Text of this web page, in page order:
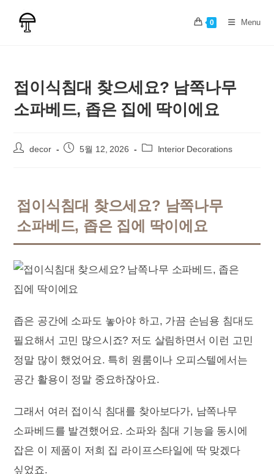
0 Menu
접이식침대 찾으세요? 남쪽나무
소파베드, 좁은 집에 딱이에요
Postdecor
Post 5월 12, 2026
Post Interior Decorations
접이식침대 찾으세요? 남쪽나무
소파베드, 좁은 집에 딱이에요
좁은 공간에 소파도 놓아야 하고, 가끔 손님용 침대도
필요해서 고민 많으시죠? 저도 살림하면서 이런 고민
정말 많이 했었어요. 특히 원룸이나 오피스텔에서는
공간 활용이 정말 중요하잖아요.
그래서 여러 접이식 침대를 찾아보다가, 남쪽나무
소파베드를 발견했어요. 소파와 침대 기능을 동시에
잡은 이 제품이 저희 집 라이프스타일에 딱 맞겠다
싶었죠.